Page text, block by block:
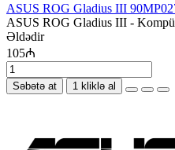
ASUS ROG Gladius III
ASUS ROG Gladius III -
Əldədir
105₼
Səbətə at 1 kliklə al